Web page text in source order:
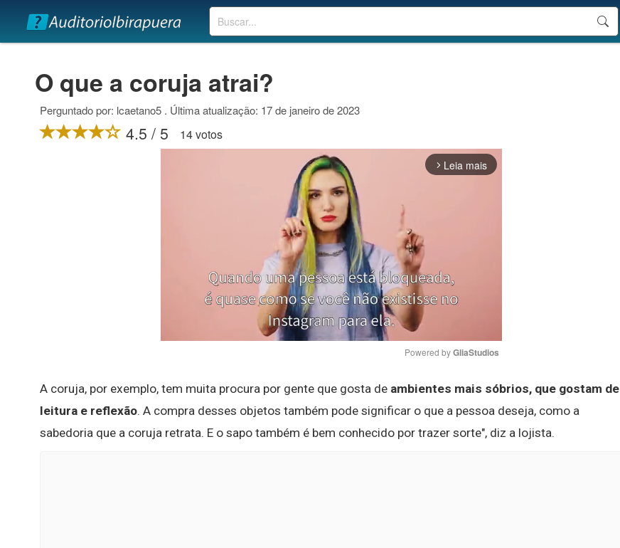
Buscar
O que a coruja atrai?
Perguntado por: lcaetano5 . Última atualização: 17 de janeiro de 2023
4.5 / 5 14 votos
arrow_forward_ios Leia mais
Mute
Powered by GliaStudios
A coruja, por exemplo, tem muita procura por gente que gosta de ambientes mais sóbrios, que gostam de
leitura e reflexão. A compra desses objetos também pode significar o que a pessoa deseja, como a
sabedoria que a coruja retrata. E o sapo também é bem conhecido por trazer sorte", diz a lojista.